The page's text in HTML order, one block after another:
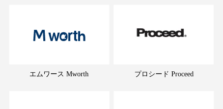
エムワース Mworth プロシード Proceed